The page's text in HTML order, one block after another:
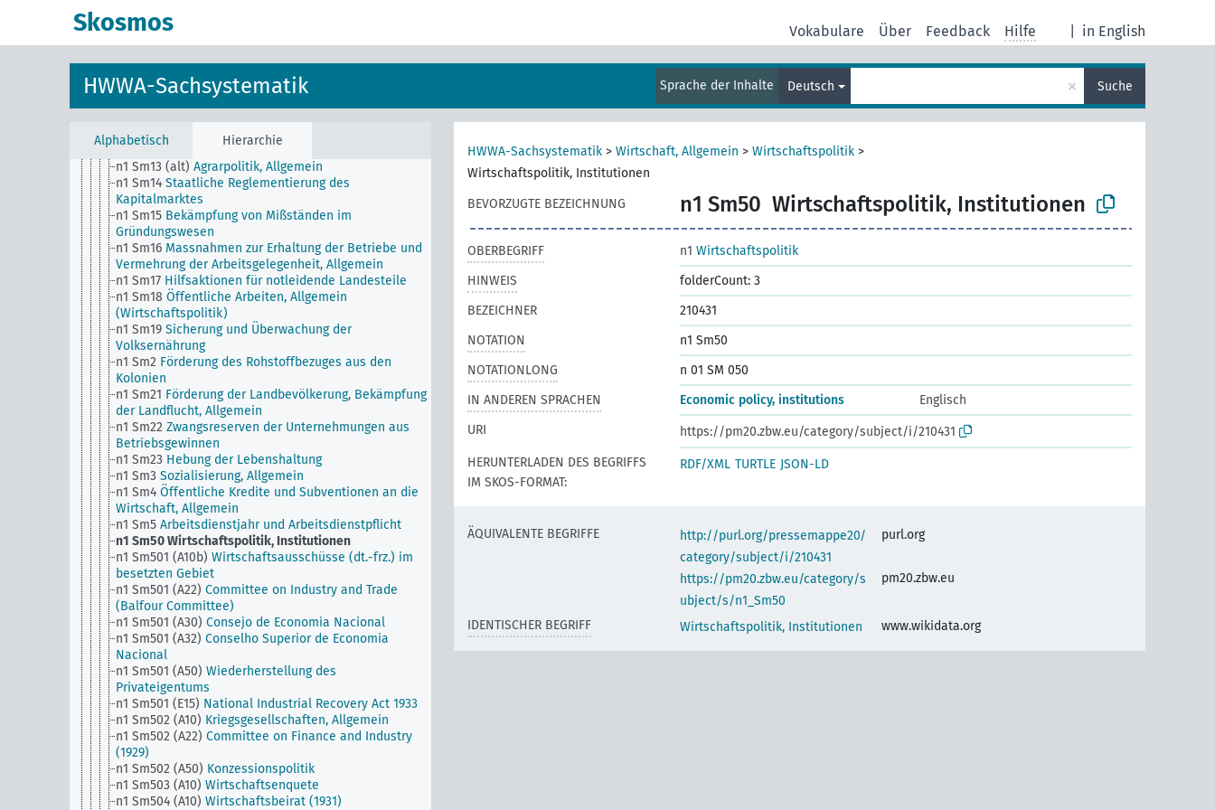
Skosmos in English
Vokabulare Über Feedback Hilfe
HWWA-Sachsystematik Sprache der Inhalte Deutsch × Suche
Alphabetisch Hierarchie
n Sm70 Wirtschaft, Finanzierungsfragen, Allgemein
n1 Sm1 Übergangswirtschaftliche Planwirtschaft
Sozialpolitik, Allgemein
n1 Sm13 Pflege, Erhaltung und Vollverwertung
n1 Sm13 (alt) Agrarpolitik, Allgemein
n1 Sm14 Staatliche Reglementierung des
Kapitalmarktes
n1 Sm15 Bekämpfung von Mißständen im
Gründungswesen
n1 Sm16 Massnahmen zur Erhaltung der Betriebe und
Vermehrung der Arbeitsgelegenheit, Allgemein
n1 Sm17 Hilfsaktionen für notleidende Landesteile
n1 Sm18 Öffentliche Arbeiten, Allgemein
(Wirtschaftspolitik)
n1 Sm19 Sicherung und Überwachung der
Volksernährung
n1 Sm2 Förderung des Rohstoffbezuges aus den
Kolonien
n1 Sm21 Förderung der Landbevölkerung, Bekämpfung
der Landflucht, Allgemein
n1 Sm22 Zwangsreserven der Unternehmungen aus
Betriebsgewinnen
n1 Sm23 Hebung der Lebenshaltung
n1 Sm3 Sozialisierung, Allgemein
n1 Sm4 Öffentliche Kredite und Subventionen an die
Wirtschaft, Allgemein
n1 Sm5 Arbeitsdienstjahr und Arbeitsdienstpflicht
n1 Sm50Wirtschaftspolitik, Institutionen
n1 Sm501 (A10b) Wirtschaftsausschüsse (dt.-frz.) im
besetzten Gebiet
n1 Sm501 (A22) Committee on Industry and Trade
(Balfour Committee)
n1 Sm501 (A30) Consejo de Economia Nacional
n1 Sm501 (A32) Conselho Superior de Economia
Nacional
n1 Sm501 (A50) Wiederherstellung des
Privateigentums
n1 Sm501 (E15) National Industrial Recovery Act 1933
n1 Sm502 (A10) Kriegsgesellschaften, Allgemein
n1 Sm502 (A22) Committee on Finance and Industry
(1929)
n1 Sm502 (A50) Konzessionspolitik
n1 Sm503 (A10) Wirtschaftsenquete
n1 Sm504 (A10) Wirtschaftsbeirat (1931)
HWWA-Sachsystematik > Wirtschaft, Allgemein > Wirtschaftspolitik >
Wirtschaftspolitik, Institutionen
BEVORZUGTE BEZEICHNUNG
n1 Sm50 Wirtschaftspolitik, Institutionen
OBERBEGRIFF n1 Wirtschaftspolitik
HINWEIS
folderCount: 3
BEZEICHNER
210431
NOTATION
n1 Sm50
NOTATIONLONG
n 01 SM 050
IN ANDEREN SPRACHEN
Economic policy, institutions
Englisch
URI
https://pm20.zbw.eu/category/subject/i/210431
HERUNTERLADEN DES BEGRIFFS
IM SKOS-FORMAT:
RDF/XML TURTLE JSON-LD
ÄQUIVALENTE BEGRIFFE
http://purl.org/pressemappe20/
category/subject/i/210431
purl.org
https://pm20.zbw.eu/category/s
ubject/s/n1_Sm50
pm20.zbw.eu
IDENTISCHER BEGRIFF Wirtschaftspolitik, Institutionen www.wikidata.org